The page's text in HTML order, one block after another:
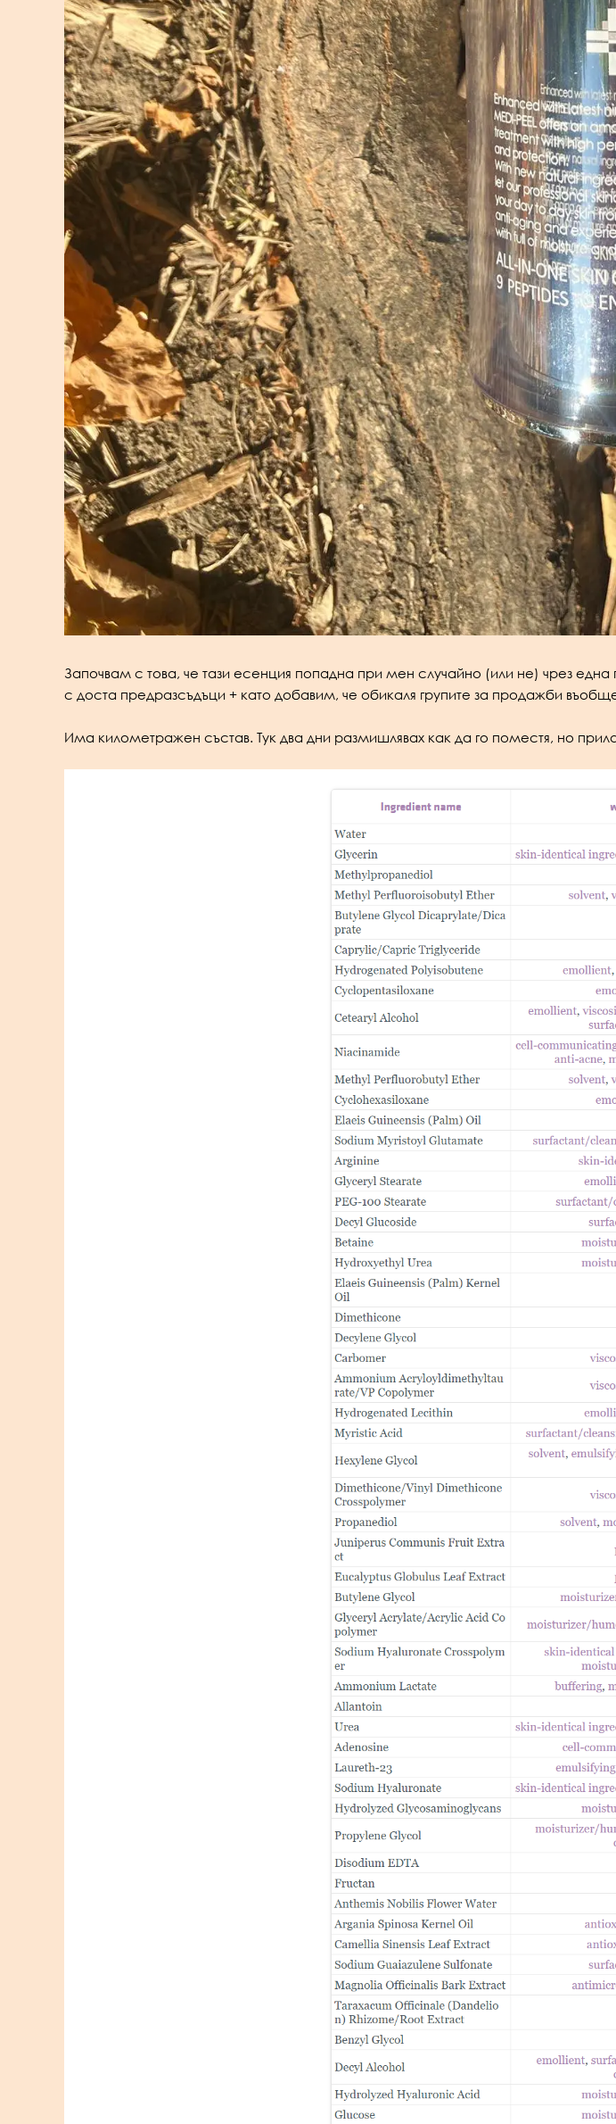
Започвам с това, че тази есенция попадна при мен случайно (или не) чрез
с доста предразсъдъци + като добавим, че обикаля групите за продажби
Има километражен състав. Тук два дни размишлявах как да го поместя, но